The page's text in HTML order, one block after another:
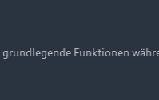
Funktionen